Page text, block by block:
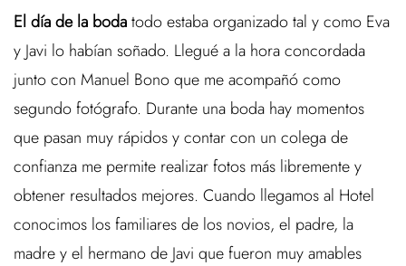
El día de la bodatodo estaba organizado tal y como Eva
y Javi lo habían soñado. Llegué a la hora concordada
junto con Manuel Bono que me acompañó como
segundo fotógrafo. Durante una boda hay momentos
que pasan muy rápidos y contar con un colega de
confianza me permite realizar fotos más libremente y
obtener resultados mejores. Cuando llegamos al Hotel
conocimos los familiares de los novios, el padre, la
madre y el hermano de Javi que fueron muy amables